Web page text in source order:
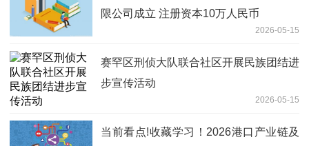
限公司成立 注册资本10万人民币
2026-05-15
赛罕区刑侦大队联合社区开展民族团结进
步宣传活动
2026-05-15
当前看点!收藏学习！2026港口产业链及